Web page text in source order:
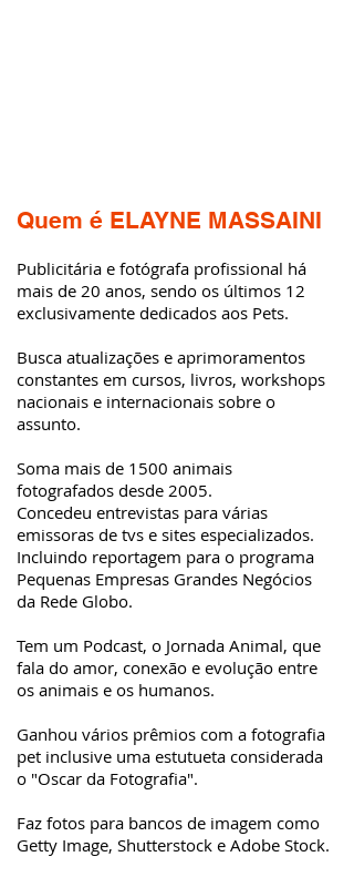
Quem é ELAYNE MASSAINI
Publicitária e fotógrafa profissional há
mais de 20 anos, sendo os últimos 12
exclusivamente dedicados aos Pets.
Busca atualizações e aprimoramentos
constantes em cursos, livros, workshops
nacionais e internacionais sobre o
assunto.
Soma mais de 1500 animais
fotografados desde 2005.
Concedeu entrevistas para várias
emissoras de tvs e sites especializados.
Incluindo reportagem para o programa
Pequenas Empresas Grandes Negócios
da Rede Globo.
Tem um Podcast, o Jornada Animal, que
fala do amor, conexão e evolução entre
os animais e os humanos.
Ganhou vários prêmios com a fotografia
pet inclusive uma estutueta considerada
o "Oscar da Fotografia".
Faz fotos para bancos de imagem como
Getty Image, Shutterstock e Adobe Stock.